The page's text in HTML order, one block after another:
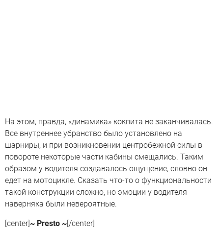
На этом, правда, «динамика» кокпита не заканчивалась.
Все внутреннее убранство было установлено на
шарниры, и при возникновении центробежной силы в
повороте некоторые части кабины смещались. Таким
образом у водителя создавалось ощущение, словно он
едет на мотоцикле. Сказать что-то о функциональности
такой конструкции сложно, но эмоции у водителя
наверняка были невероятные.
[center] ~ Presto ~ [/center]